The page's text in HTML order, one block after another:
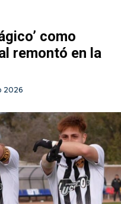
como
remontó en la
2026